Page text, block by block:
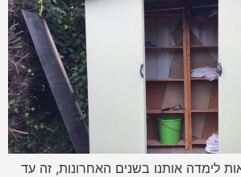
לימדה אותנו בשנים האחרונות, זה עד